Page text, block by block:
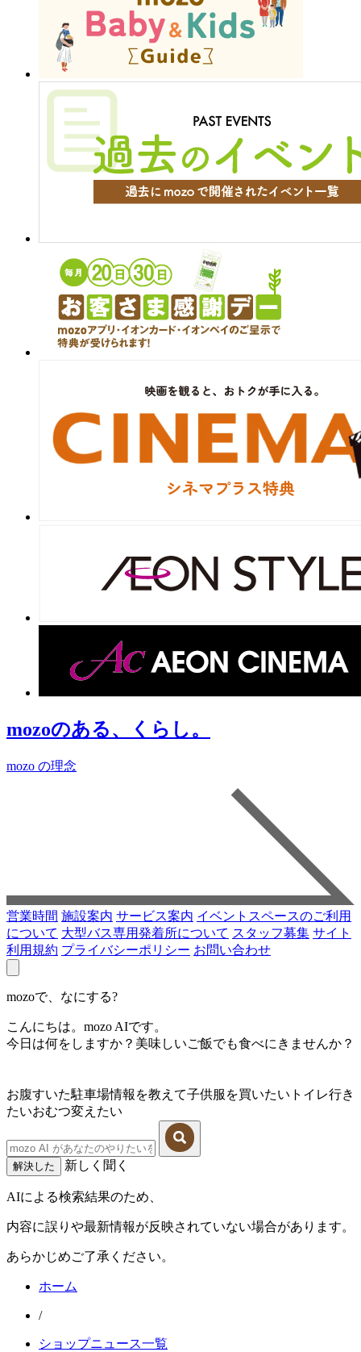
mozoのある、くらし。
mozo の理念
営業時間 施設案内 サービス案内 イベントスペースのご利用
について 大型バス専用発着所について スタッフ募集 サイト
利用規約 プライバシーポリシー お問い合わせ
mozoで、なにする?
こんにちは。mozo AIです。
今日は何をしますか？美味しいご飯でも食べにきませんか？
お腹すいた駐車場情報を教えて子供服を買いたい トイレ行き
たいおむつ変えたい
解決した 新しく聞く
AIによる検索結果のため、
内容に誤りや最新情報が反映されていない場合があります。
あらかじめご了承ください。
ホーム
/
ショップニュース一覧